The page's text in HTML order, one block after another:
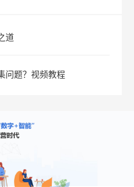
道
问题？视频教程